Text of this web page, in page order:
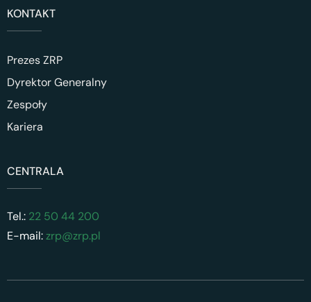
KONTAKT
Prezes ZRP
Dyrektor Generalny
Zespoły
Kariera
CENTRALA
Tel.: 22 50 44 200
E-mail:zrp@zrp.pl